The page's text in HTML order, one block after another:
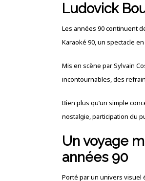
Ludovick
Les années 90 continuent
Karaoké 90, un spectacle
Mis en scène par Sylvain
incontournables, des
Bien plus qu’un simple
nostalgie, participation du
Un voyage
années 90
Porté par un univers visuel